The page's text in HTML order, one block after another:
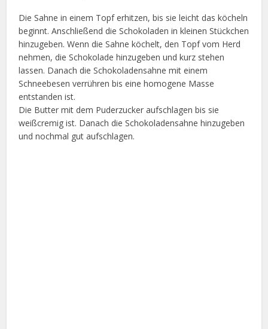
Die Sahne in einem Topf erhitzen, bis sie leicht das köcheln
beginnt. Anschließend die Schokoladen in kleinen Stückchen
hinzugeben. Wenn die Sahne köchelt, den Topf vom Herd
nehmen, die Schokolade hinzugeben und kurz stehen
lassen. Danach die Schokoladensahne mit einem
Schneebesen verrühren bis eine homogene Masse
entstanden ist.
Die Butter mit dem Puderzucker aufschlagen bis sie
weißcremig ist. Danach die Schokoladensahne hinzugeben
und nochmal gut aufschlagen.